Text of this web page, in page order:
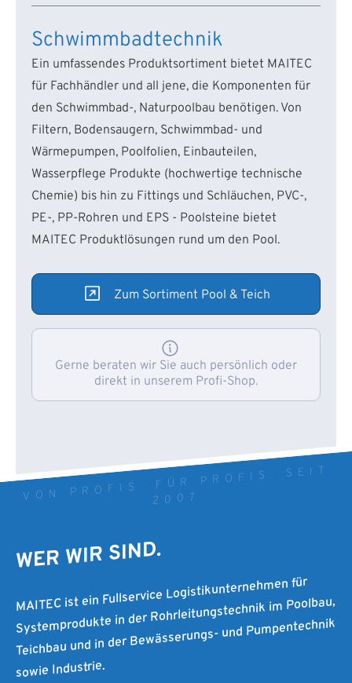
Schwimmbadtechnik
Ein umfassendes Produktsortiment bietet MAITEC
für Fachhändler und all jene, die Komponenten für
den Schwimmbad-, Naturpoolbau benötigen. Von
Filtern, Bodensaugern, Schwimmbad- und
Wärmepumpen, Poolfolien, Einbauteilen,
Wasserpflege Produkte (hochwertige technische
Chemie) bis hin zu Fittings und Schläuchen, PVC-,
PE-, PP-Rohren und EPS - Poolsteine bietet
MAITEC Produktlösungen rund um den Pool.
Zum Sortiment Pool & Teich
Gerne beraten wir Sie auch persönlich oder
direkt in unserem Profi-Shop.
VON PROFIS. FÜR PROFIS. SEIT
2007
WER WIR SIND.
MAITEC ist ein Fullservice Logistikunternehmen für
Systemprodukte in der Rohrleitungstechnik im Poolbau,
Teichbau und in der Bewässerungs- und Pumpentechnik
sowie Industrie.